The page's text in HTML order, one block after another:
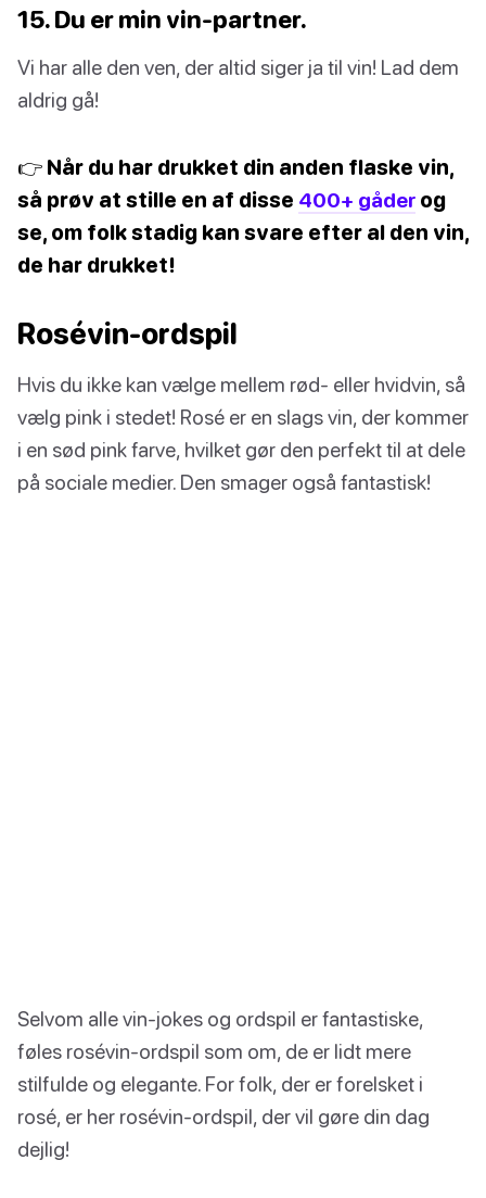
15. Du er min vin-partner.
Vi har alle den ven, der altid siger ja til vin! Lad dem
aldrig gå!
👉 Når du har drukket din anden flaske vin,
så prøv at stille en af disse 400+ gåder og
se, om folk stadig kan svare efter al den vin,
de har drukket!
Rosévin-ordspil
Hvis du ikke kan vælge mellem rød- eller hvidvin, så
vælg pink i stedet! Rosé er en slags vin, der kommer
i en sød pink farve, hvilket gør den perfekt til at dele
på sociale medier. Den smager også fantastisk!
Selvom alle vin-jokes og ordspil er fantastiske,
føles rosévin-ordspil som om, de er lidt mere
stilfulde og elegante. For folk, der er forelsket i
rosé, er her rosévin-ordspil, der vil gøre din dag
dejlig!